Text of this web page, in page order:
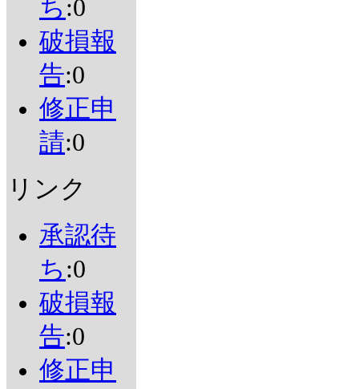
ち :0
破損報
告:0
修正申
請:0
リンク
承認待
ち :0
破損報
告:0
修正申